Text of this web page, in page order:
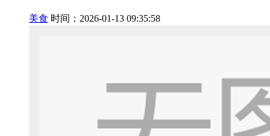
美食 时间：2026-01-13 09:35:58